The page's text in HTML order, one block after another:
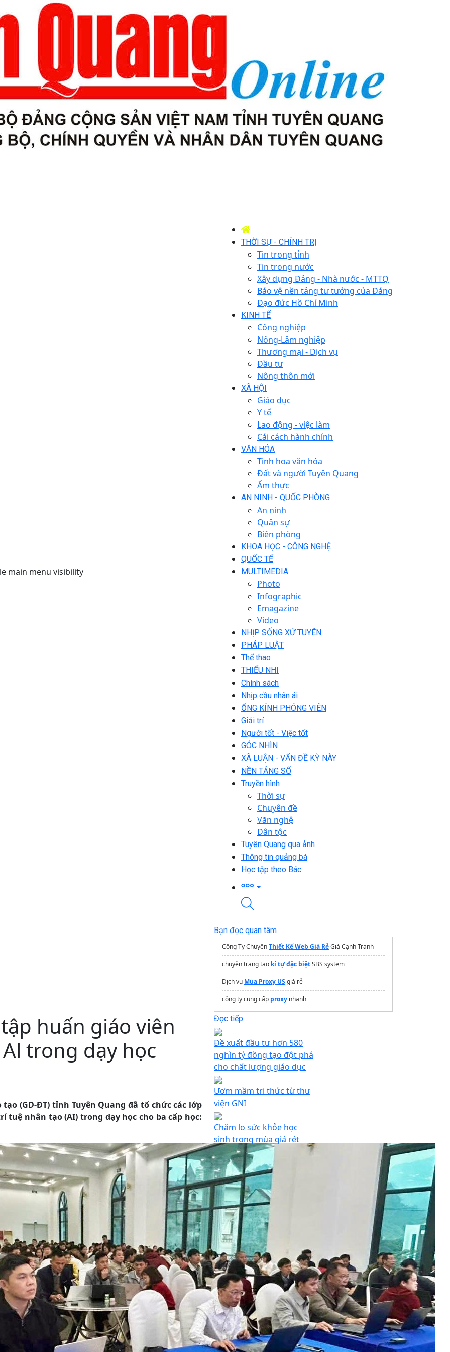
main menu visibility
THỜI SỰ - CHÍNH TRỊ
Tin trong tỉnh
Tin trong nước
Xây dựng Đảng - Nhà nước - MTTQ
Bảo vệ nền tảng tư tưởng của Đảng
Đạo đức Hồ Chí Minh
KINH TẾ
Công nghiệp
Nông-Lâm nghiệp
Thương mại - Dịch vụ
Đầu tư
Nông thôn mới
XÃ HỘI
Giáo dục
Y tế
Lao động - việc làm
Cải cách hành chính
VĂN HÓA
Tinh hoa văn hóa
Đất và người Tuyên Quang
Ẩm thực
AN NINH - QUỐC PHÒNG
An ninh
Quân sự
Biên phòng
KHOA HỌC - CÔNG NGHỆ
QUỐC TẾ
MULTIMEDIA
Photo
Infographic
Emagazine
Video
NHỊP SỐNG XỨ TUYÊN
PHÁP LUẬT
Thể thao
THIẾU NHI
Chính sách
Nhịp cầu nhân ái
ỐNG KÍNH PHÓNG VIÊN
Giải trí
Người tốt - Việc tốt
GÓC NHÌN
XÃ LUẬN - VẤN ĐỀ KỲ NÀY
NỀN TẢNG SỐ
Truyền hình
Thời sự
Chuyên đề
Văn nghệ
Dân tộc
Tuyên Quang qua ảnh
Thông tin quảng bá
Học tập theo Bác
huấn giáo viên
trong dạy học
(GD-ĐT) tỉnh Tuyên Quang đã tổ chức các lớp
tuệ nhân tạo (AI) trong dạy học cho ba cấp học:
Bạn đọc quan tâm
Công Ty ChuyênThiết Kế Web Giá RẻGiá Cạnh Tranh
chuyên trang tạo kí tự đặc biệtSBS system
Dịch vụ Mua Proxy US giá rẻ
công ty cung cấp proxy nhanh
Trang thông tin dự án
Phần mềm quản lý bán hàng online
Mua Phần mềmkasperskyChính hãng giá rẻ
Giải pháp Phần mềm nhân sự toàn diện
Stelia Beach Resort
Chứng chỉ PTE du học Úc
Đọc tiếp
Đề xuất đầu tư hơn 580
nghìn tỷ đồng tạo đột phá
cho chất lượng giáo dục
Ươm mầm tri thức từ thư
viện GNI
Chăm lo sức khỏe học
sinh trong mùa giá rét